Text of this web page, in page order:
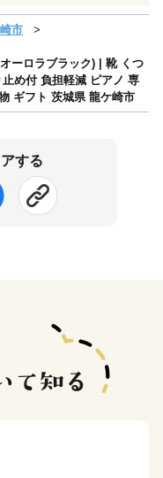
市
ーロラブラック) | 靴 くつ
め付 負担軽減 ピアノ 専
ギフト 茨城県 龍ケ崎市
する